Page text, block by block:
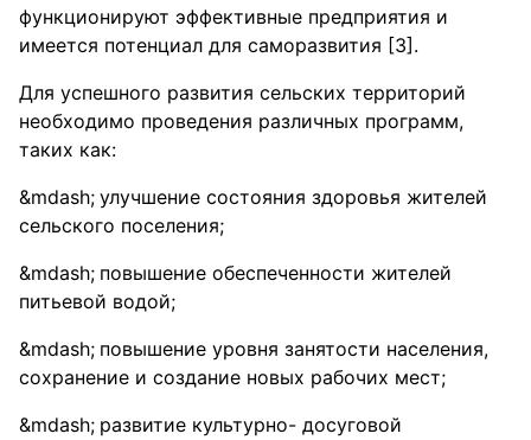
функционируют эффективные предприятия и
имеется потенциал для саморазвития [3].
Для успешного развития сельских территорий
необходимо проведения различных программ,
таких как:
улучшение состояния здоровья жителей
сельского поселения;
повышение обеспеченности жителей
питьевой водой;
повышение уровня занятости населения,
сохранение и создание новых рабочих мест;
развитие культурно- досуговой